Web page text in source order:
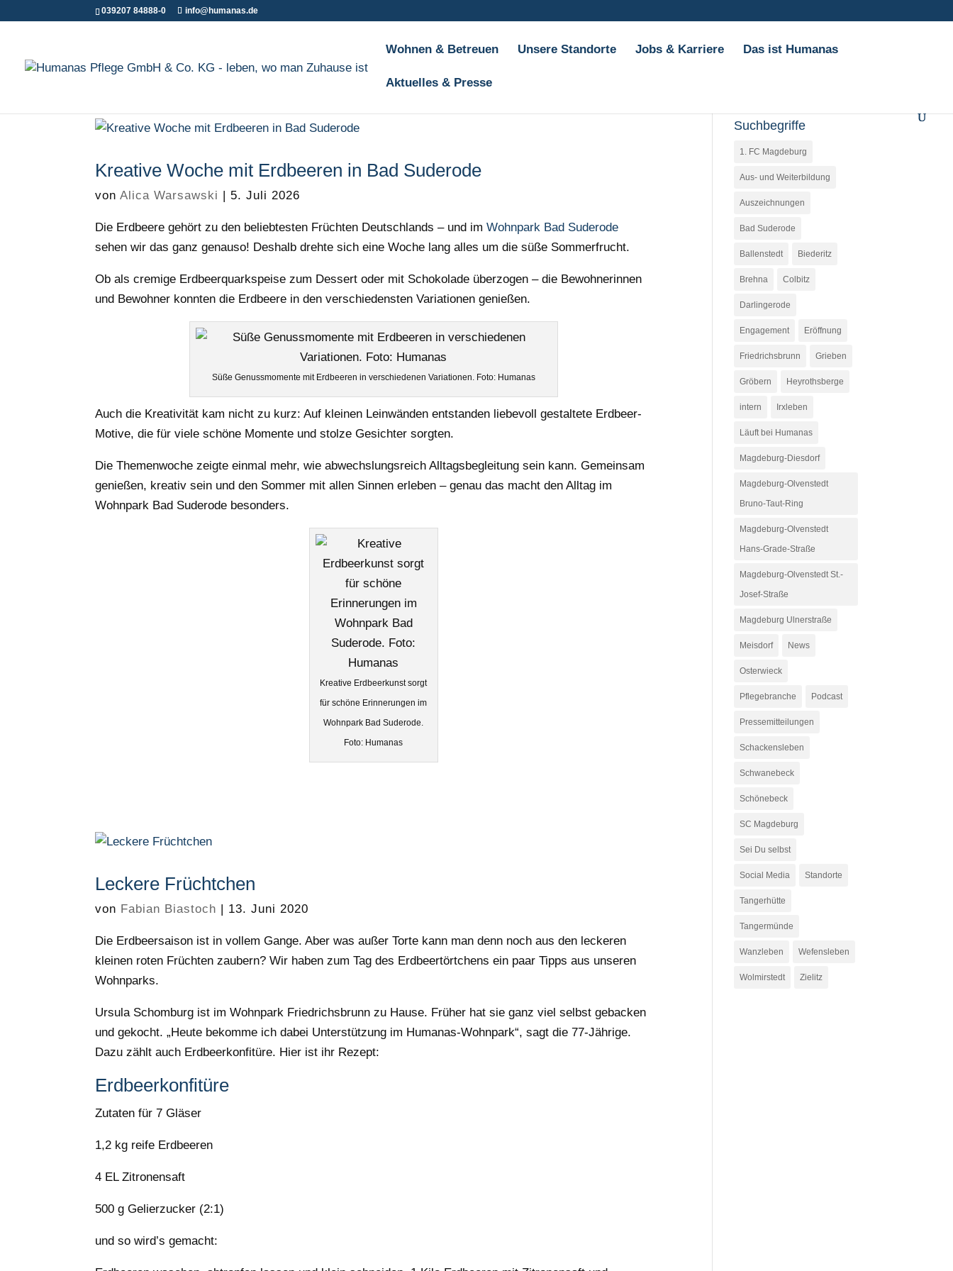
039207 84888-0 info@humanas.de
Wohnen & Betreuen Unsere Standorte Jobs & Karriere Das ist Humanas
Aktuelles & Presse
Kreative Woche mit Erdbeeren in Bad Suderode
vonAlica Warsawski | 5. Juli 2026
Die Erdbeere gehört zu den beliebtesten Früchten Deutschlands – und imWohnpark Bad Suderode
sehen wir das ganz genauso! Deshalb drehte sich eine Woche lang alles um die süße Sommerfrucht.
Ob als cremige Erdbeerquarkspeise zum Dessert oder mit Schokolade überzogen – die Bewohnerinnen
und Bewohner konnten die Erdbeere in den verschiedensten Variationen genießen.
Süße Genussmomente mit Erdbeeren in verschiedenen Variationen. Foto: Humanas
Auch die Kreativität kam nicht zu kurz: Auf kleinen Leinwänden entstanden liebevoll gestaltete Erdbeer-
Motive, die für viele schöne Momente und stolze Gesichter sorgten.
Die Themenwoche zeigte einmal mehr, wie abwechslungsreich Alltagsbegleitung sein kann. Gemeinsam
genießen, kreativ sein und den Sommer mit allen Sinnen erleben – genau das macht den Alltag im
Wohnpark Bad Suderode besonders.
Kreative Erdbeerkunst sorgt
für schöne Erinnerungen im
Wohnpark Bad Suderode.
Foto: Humanas
Leckere Früchtchen
von Fabian Biastoch | 13. Juni 2020
Die Erdbeersaison ist in vollem Gange. Aber was außer Torte kann man denn noch aus den leckeren
kleinen roten Früchten zaubern? Wir haben zum Tag des Erdbeertörtchens ein paar Tipps aus unseren
Wohnparks.
Ursula Schomburg ist im Wohnpark Friedrichsbrunn zu Hause. Früher hat sie ganz viel selbst gebacken
und gekocht. „Heute bekomme ich dabei Unterstützung im Humanas-Wohnpark“, sagt die 77-Jährige.
Dazu zählt auch Erdbeerkonfitüre. Hier ist ihr Rezept:
Erdbeerkonfitüre
Zutaten für 7 Gläser
1,2 kg reife Erdbeeren
4 EL Zitronensaft
500 g Gelierzucker (2:1)
und so wird’s gemacht:
Suchbegriffe
1. FC Magdeburg
Aus- und Weiterbildung
Auszeichnungen
Bad Suderode
Ballenstedt Biederitz
Brehna Colbitz
Darlingerode
Engagement Eröffnung
Friedrichsbrunn Grieben
Gröbern Heyrothsberge
intern Irxleben
Läuft bei Humanas
Magdeburg-Diesdorf
Magdeburg-Olvenstedt
Bruno-Taut-Ring
Magdeburg-Olvenstedt
Hans-Grade-Straße
Magdeburg-Olvenstedt St.-
Josef-Straße
Magdeburg Ulnerstraße
Meisdorf News
Osterwieck
Pflegebranche Podcast
Pressemitteilungen
Schackensleben
Schwanebeck
Schönebeck
SC Magdeburg
Sei Du selbst
Social Media Standorte
Tangerhütte
Tangermünde
Wanzleben Wefensleben
Wolmirstedt Zielitz